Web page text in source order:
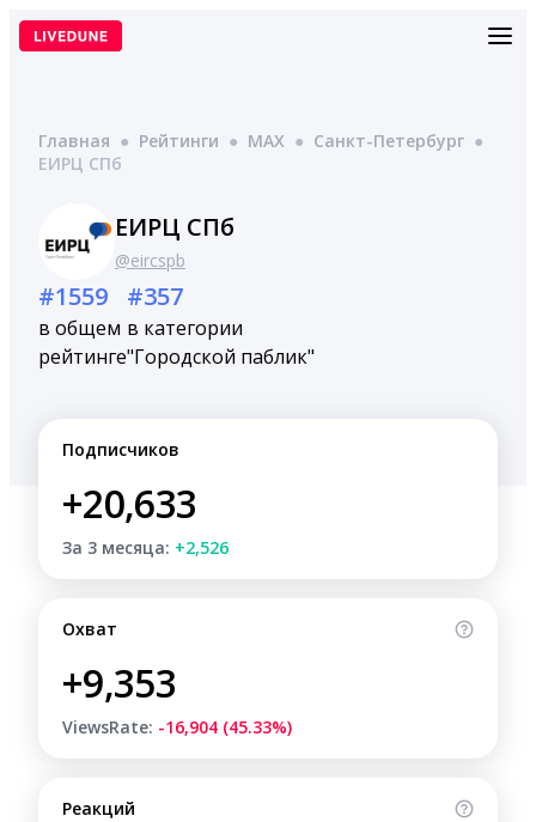
Перейти
Главная ● Рейтинги ● MAX ● Санкт-Петербург ●
ЕИРЦ СПб
ЕИРЦ СПб
@eircspb
#1559
в общем
рейтинге
#357
в категории
"Городской паблик"
Подписчиков
+20,633
За 3 месяца: +2,526
Охват
+9,353
ViewsRate: -16,904 (45.33%)
Реакций